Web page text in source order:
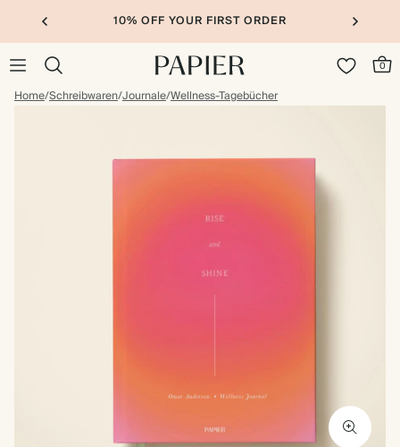
10% OFF YOUR FIRST ORDER
0
Home/Schreibwaren/Journale/Wellness-Tagebücher